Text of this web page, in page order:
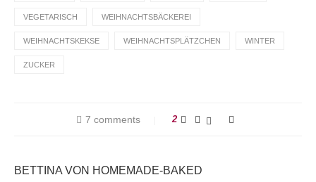
VEGETARISCH WEIHNACHTSBÄCKEREI
WEIHNACHTSKEKSE WEIHNACHTSPLÄTZCHEN WINTER
ZUCKER
7 comments 2
BETTINA VON HOMEMADE-BAKED